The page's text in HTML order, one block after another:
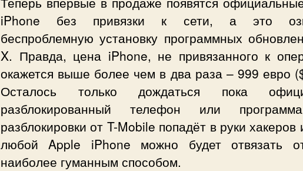
iPhone
без привязки к сети, а это
беспроблемную установку программных
X. Правда, цена iPhone, не привязанного к
окажется выше более чем в два раза – 999 евро
Осталось только дождаться пока
разблокированный телефон или
разблокировки от T-Mobile попадёт в руки хакеров
любойApple iPhone можно будет отвязать
наиболее гуманным способом.